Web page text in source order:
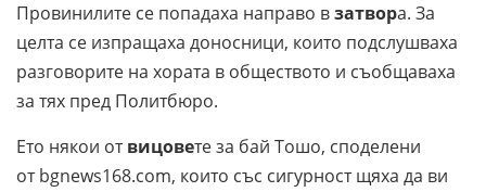
Провинилите се попадаха направо взатвора. За
целта се изпращаха доносници, които подслушваха
разговорите на хората в обществото и съобщаваха
за тях пред Политбюро.
Ето някои от вицовете за бай Тошо, споделени
от bgnews168.com, които със сигурност щяха да ви